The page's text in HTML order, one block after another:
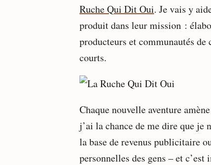
Ruche Qui Dit Oui. Je vais y
produit dans leur mission :
producteurs et communautés
courts.
Chaque nouvelle aventure
j’ai la chance de me dire que je
la base de revenus publicitaire
personnelles des gens – et